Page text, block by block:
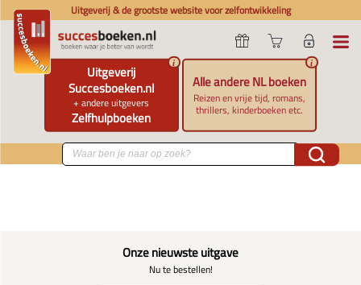
Uitgeverij & de grootste website voor zelfontwikkeling
Uitgeverij
Succesboeken.nl
+ andere uitgevers
Zelfhulpboeken
i
Alle andere NL boeken
Reizen en vrije tijd, romans,
thrillers, kinderboeken etc.
i
Onze nieuwste uitgave
Nu te bestellen!